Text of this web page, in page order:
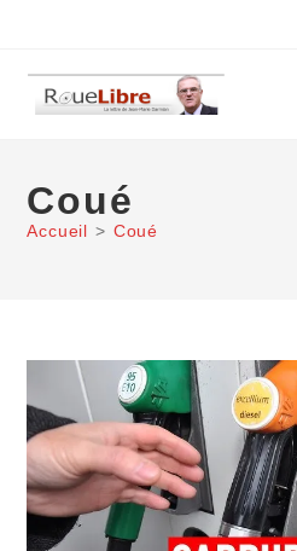
content
Coué
Accueil > Coué